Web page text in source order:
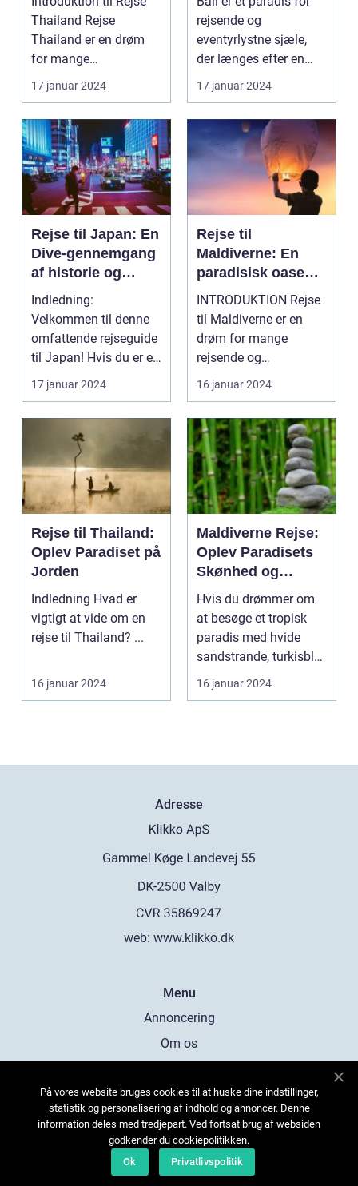
og betagende
skønhed
Thailand Rejse
Thailand er en drøm
for mange
eventyrlystne rejsende,
der søg...
17 januar 2024
rejsende og
eventyrlystne sjæle,
der længes efter en
unik og berigende
opleve...
17 januar 2024
Rejse til Japan: En
Dive-gennemgang
af historie og
forberedelse
Indledning:
Velkommen til denne
omfattende rejseguide
til Japan! Hvis du er en
eventyrlysten og
nysg...
17 januar 2024
Rejse til
Maldiverne: En
paradisisk oase
for rejsende
eventyrlystne
INTRODUKTION Rejse
til Maldiverne er en
drøm for mange
rejsende og
eventyrlystne sjæle.
Dette unikk...
16 januar 2024
Rejse til Thailand:
Oplev Paradiset på
Jorden
Indledning Hvad er
vigtigt at vide om en
rejse til Thailand? ...
16 januar 2024
Maldiverne Rejse:
Oplev Paradisets
Skønhed og
Historie
Hvis du drømmer om
at besøge et tropisk
paradis med hvide
sandstrande, turkisblåt
vand og en unik ku...
16 januar 2024
Adresse
web: www.klikko.dk
Menu
Annoncering
Om os
Kontakt os
Sitemap
På vores website bruges cookies til at huske dine indstillinger,
statistik og personalisering af indhold og annoncer. Denne
information deles med tredjepart. Ved fortsat brug af websiden
godkender du cookiepolitikken.
Ok
Privatlivspolitik